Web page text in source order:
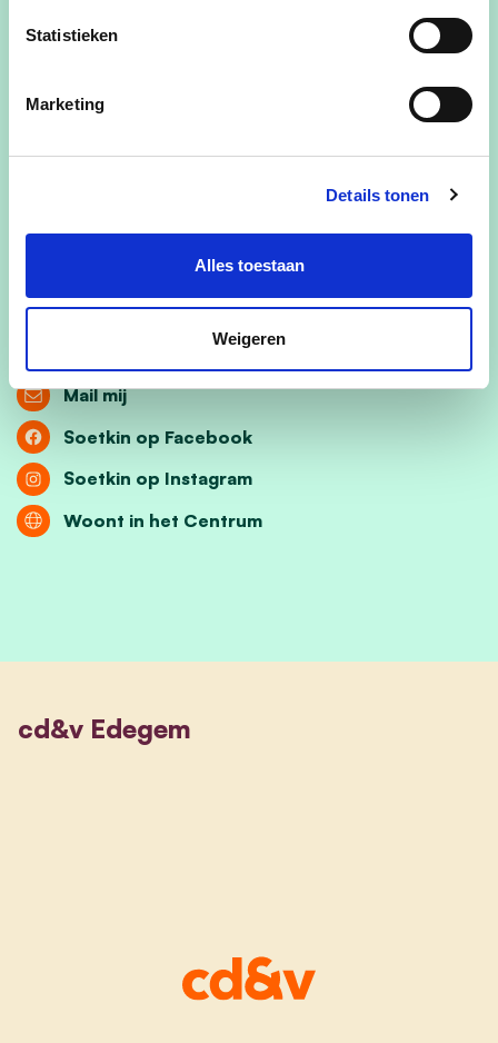
Statistieken
Marketing
Details tonen
Alles toestaan
Weigeren
een beter leven. Ik geloof in een gemeenschap
waar we omkijken naar elkaar, waar ieder individu
Samen kunnen we zorgen voor een warm, solidair
Edegem waar iedereen de steun krijgt die
Laten we bouwen aan een warm, solidair Edegem
waar niemand aan de zijlijn staat!
Mail mij
Soetkin op Facebook
Soetkin op Instagram
Woont in het Centrum
cd&v Edegem